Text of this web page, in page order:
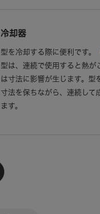
冷却器
型を冷却する際に便利です。
型は、連続で使用すると熱が
は寸法に影響が生じます。型
寸法を保ちながら、連続して
ます。